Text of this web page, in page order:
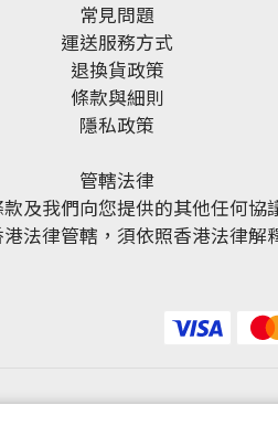
常見問題
運送服務方式
退換貨政策
條款與細則
隱私政策
管轄法律
及我們向您提供的其他任何協
法律管轄，須依照香港法律解